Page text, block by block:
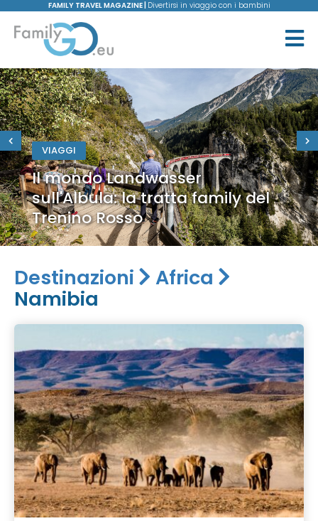
FAMILY TRAVEL MAGAZINE | Divertirsi in viaggio con i bambini
VIAGGI
Il mondo Landwasser
sull'Albula: la tratta family del
Trenino Rosso
Destinazioni
Africa
Namibia